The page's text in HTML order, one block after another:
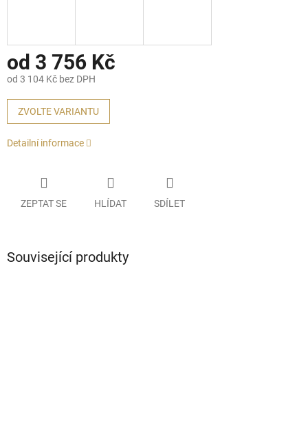
od 3 756 Kč
od 3 104 Kč bez DPH
Měrná
cena:
ZVOLTE VARIANTU
Detailní informace
ZEPTAT SE HLÍDAT SDÍLET
Související produkty